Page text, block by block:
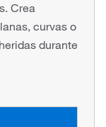
Crea
curvas o
durante